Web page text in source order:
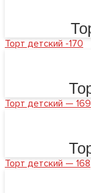
Торт детский -170
Торт детский — 169
Торт детский — 168